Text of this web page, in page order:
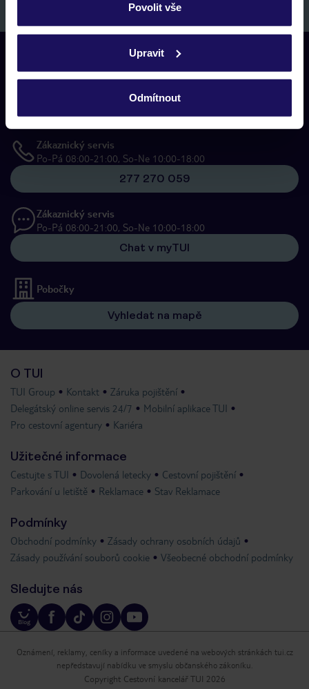
Podrobné informace o souborech cookie naleznete v
ochrany osobních údajů.
Povolit vše
Upravit
Odmítnout
Kontaktujte nás
Telefonické rezervační centrum
Zákaznický servis
Po-Pá 08:00-21:00, So-Ne 10:00-18:00
277 270 059
Zákaznický servis
Po-Pá 08:00-21:00, So-Ne 10:00-18:00
Chat v myTUI
Pobočky
Vyhledat na mapě
O TUI
TUI Group Kontakt
Záruka pojištění
Delegátský online servis 24/7
Mobilní aplikace TUI
Pro cestovní agentury
Kariéra
Užitečné informace
Cestujte s TUI Dovolená letecky
Cestovní pojištění
Parkování u letiště
Reklamace Stav Reklamace
Podmínky
Obchodní podmínky
Zásady ochrany osobních údajů
Zásady používání souborů cookie
Všeobecné obchodní podmínky
Sledujte nás
Oznámení, reklamy, ceníky a informace uvedené na webových stránkách tui.cz
nepředstavují nabídku ve smyslu občanského zákoníku.
Copyright Cestovní kancelář TUI 2026